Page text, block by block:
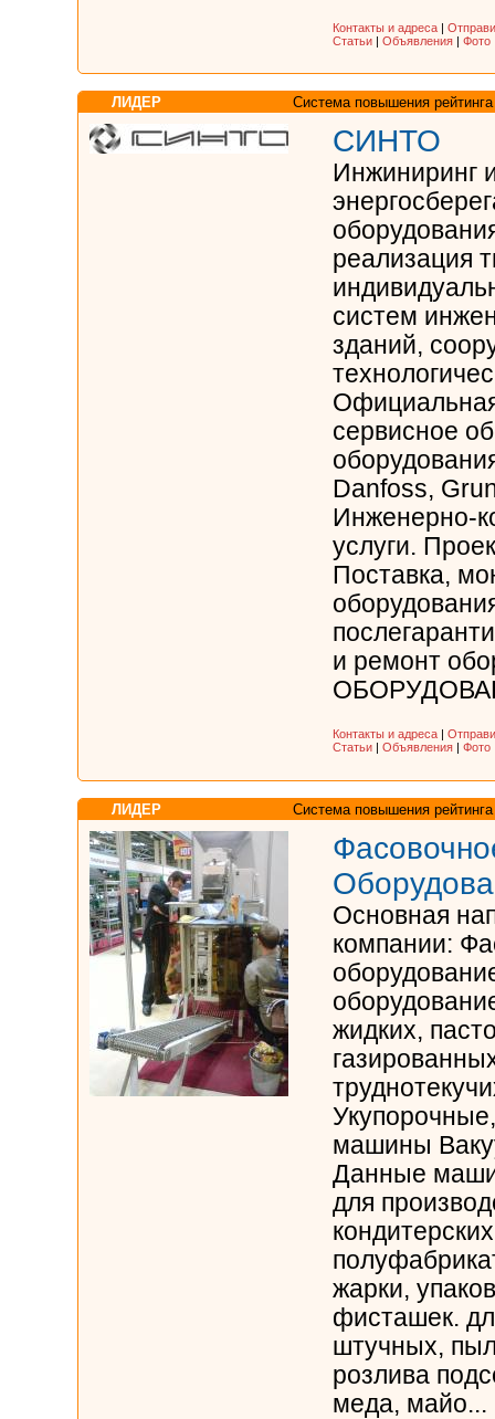
Контакты и адреса |
Статьи | Объявления | Фото
ЛИДЕР Система повышения рейтинга
СИНТО
Инжиниринг
реализация
систем
зданий,
сервисное
Danfoss,
Инженерно-
услуги.
Поставка,
и ремонт
Контакты и адреса
Статьи
Объявления Фото
ЛИДЕР Система повышения рейтинга
Основная
компании:
жидких,
машины
Данные
для
жарки,
фисташек.
штучных,
розлива
меда, майо...